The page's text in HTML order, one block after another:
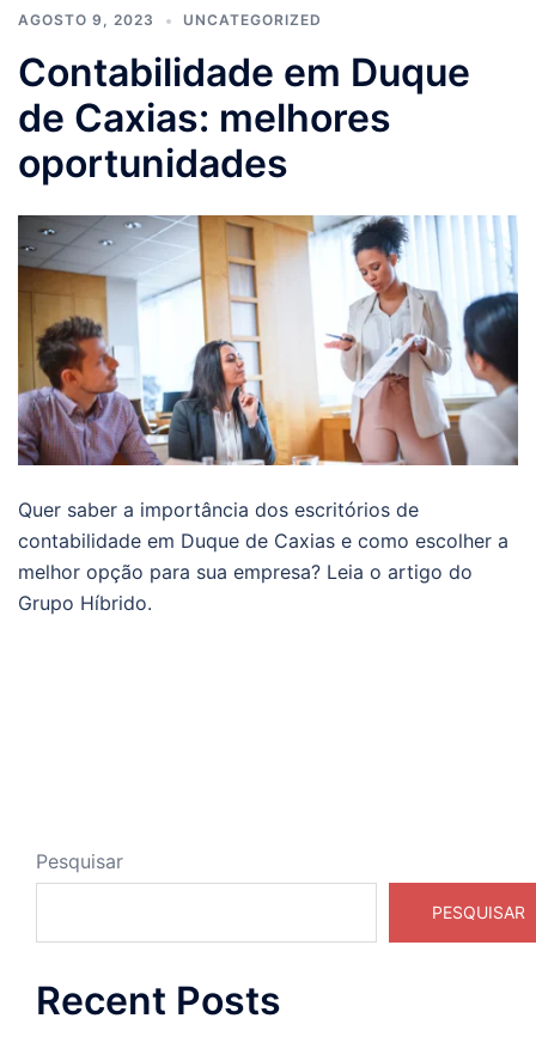
AGOSTO 9, 2023 UNCATEGORIZED
Contabilidade em Duque
de Caxias: melhores
oportunidades
Quer saber a importância dos escritórios de
contabilidade em Duque de Caxias e como escolher a
melhor opção para sua empresa? Leia o artigo do
Grupo Híbrido.
Pesquisar
PESQUISAR
Recent Posts